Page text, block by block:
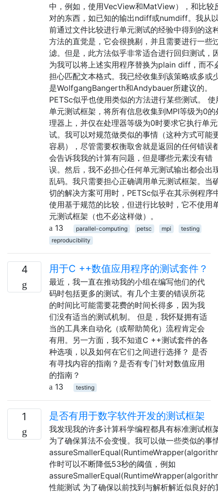
中，例如，使用VecView和MatView），和比较
对的东西，如已知的输出ndiff或numdiff。我从
前通过文件比较进行单元测试的经验中得到的这
方法的直觉是，它会很挑剔，并且需要进行一些
滤。但是，此方法似乎非常适合进行回归测试，
为我可以将上述实用程序替换为plain diff，而不
担心匹配文本格式。我已经收集到该策略或多或
是WolfgangBangerth和Andybauer所建议的。
PETSc似乎也使用类似的方法进行某些测试。 使
单元测试框架，将所有信息收集到MPI等级为0的
理器上，并仅在处理器等级为0时要求它执行单
试。我可以对规范做类似的事情（这种方式可能
容易），尽管需要权衡取舍就是返回的任何错误
会告诉我我的计算有问题，但是哪些元素没有错
误。然后，我不必担心任何单元测试输出都会出
乱码。我只需要担心正确调用单元测试框架。当
切的解决方案可用时，PETSc似乎在其示例程序
使用基于规范的比较，但进行比较时，它不使用
元测试框架（也不必这样做）。
13
parallel-computing petsc mpi
testing
reproducibility
4 用于C ++数值应用程序的测试套件？
最近，我一直在推动我的小组在编写他们的代
码时包括更多的测试。有几个主要的错误所花
的时间比可能需要花费的时间长得多，因为我
们没有适当的测试机制。 但是，我怀疑拥有适
当的工具来自动化（或帮助简化）流程肯定会
有用。另一方面，我不知道C ++测试套件的各
种选项，以及如何在它们之间进行选择？ 是否
有寻找内容的指南？是否有专门针对数值应用
的指南？
13
testing
1 是否有用于数字软件开发的测试框架
我发现我的许多计算科学编程都具有标准测试框
为了确保算法不会变慢。我可以做一些类似的事
作时可以不断降低53秒的阈值，例如
性能测试 为了确保以前找到与解析解近似良好